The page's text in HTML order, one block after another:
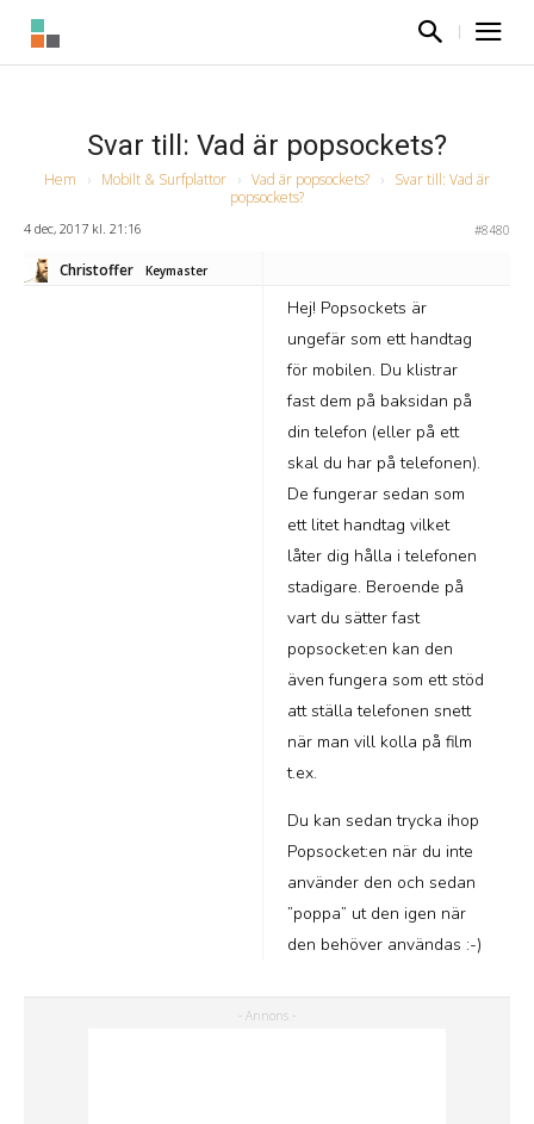
Svar till: Vad är popsockets?
Hem › Mobilt & Surfplattor › Vad är popsockets? › Svar till: Vad är
popsockets?
4 dec, 2017 kl. 21:16 #8480
Christoffer Keymaster
Hej! Popsockets är
ungefär som ett handtag
för mobilen. Du klistrar
fast dem på baksidan på
din telefon (eller på ett
skal du har på telefonen).
De fungerar sedan som
ett litet handtag vilket
låter dig hålla i telefonen
stadigare. Beroende på
vart du sätter fast
popsocket:en kan den
även fungera som ett stöd
att ställa telefonen snett
när man vill kolla på film
t.ex.
Du kan sedan trycka ihop
Popsocket:en när du inte
använder den och sedan
”poppa” ut den igen när
den behöver användas :-)